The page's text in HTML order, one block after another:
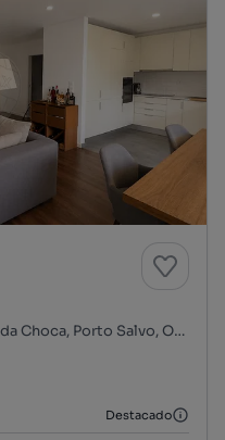
Rua Cidade de Bragança - Casal da Choca, Porto Salvo, Oeiras, Lisboa
Destacado